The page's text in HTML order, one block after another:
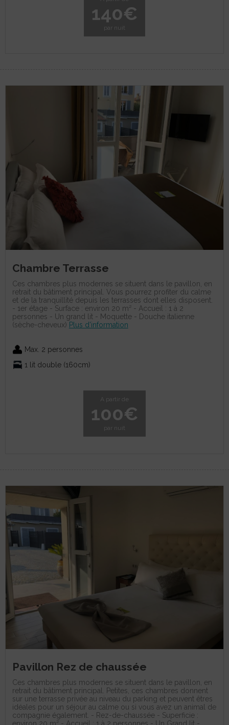
140€
par nuit
Chambre Terrasse
Ces chambres plus modernes se situent dans le pavillon, en
retrait du bâtiment principal. Vous pourrez profiter du calme
et de la tranquillité depuis les terrasses dont elles disposent.
- 1er étage - Surface : environ 20 m² - Accueil : 1 à 2
personnes - Un grand lit - Moquette - Douche italienne
(sèche-cheveux) Plus d'information
Max. 2 personnes
1 lit double (160cm)
A partir de
100€
par nuit
Pavillon Rez de chaussée
Ces chambres plus modernes se situent dans le pavillon, en
retrait du bâtiment principal. Petites, ces chambres donnent
sur une terrasse privée au niveau du parking et peuvent êtres
idéales pour un séjour au calme ou si vous avez un animal de
compagnie également. - Rez-de-chaussée - Superficie :